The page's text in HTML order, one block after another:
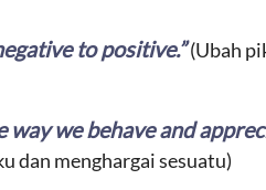
to positive.”(Ubah
we behave and
dan menghargai sesuatu)